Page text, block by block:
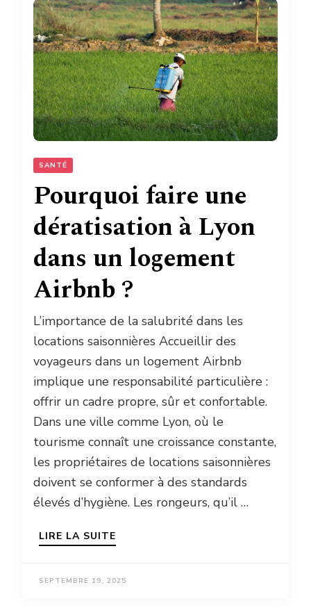
SANTÉ
Pourquoi faire une
dératisation à Lyon
dans un logement
Airbnb ?
L’importance de la salubrité dans les
locations saisonnières Accueillir des
voyageurs dans un logement Airbnb
implique une responsabilité particulière :
offrir un cadre propre, sûr et confortable.
Dans une ville comme Lyon, où le
tourisme connaît une croissance constante,
les propriétaires de locations saisonnières
doivent se conformer à des standards
élevés d’hygiène. Les rongeurs, qu’il …
LIRE LA SUITE
SEPTEMBRE 19, 2025